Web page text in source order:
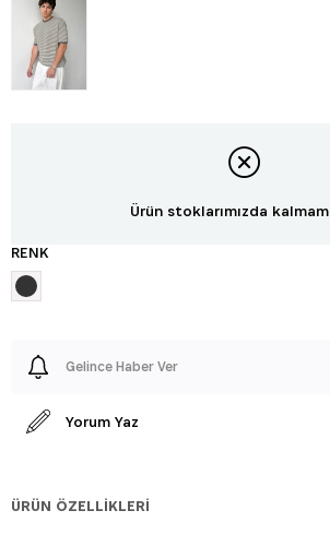
Ürün stoklarımızda
RENK
Gelince Haber Ver
Yorum Yaz
ÜRÜN ÖZELLIKLERI